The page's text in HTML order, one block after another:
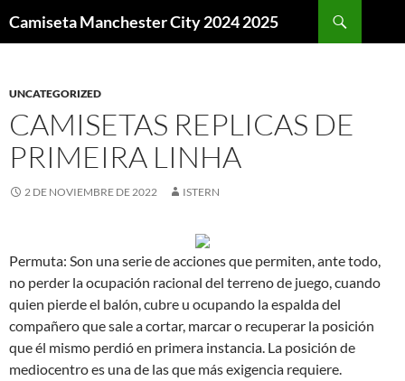
Camiseta Manchester City 2024 2025
UNCATEGORIZED
CAMISETAS REPLICAS DE
PRIMEIRA LINHA
2 DE NOVIEMBRE DE 2022 ISTERN
Permuta: Son una serie de acciones que permiten, ante todo,
no perder la ocupación racional del terreno de juego, cuando
quien pierde el balón, cubre u ocupando la espalda del
compañero que sale a cortar, marcar o recuperar la posición
que él mismo perdió en primera instancia. La posición de
mediocentro es una de las que más exigencia requiere.